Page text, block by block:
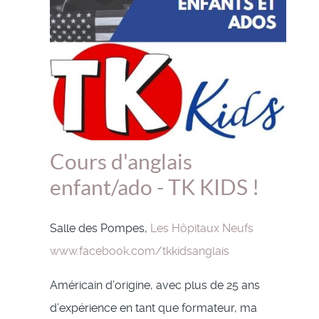
Cours d'anglais
enfant/ado - TK KIDS !
Salle des Pompes, Les Hôpitaux Neufs
www.facebook.com/tkkidsanglais
Américain d’origine, avec plus de 25 ans
d’expérience en tant que formateur, ma